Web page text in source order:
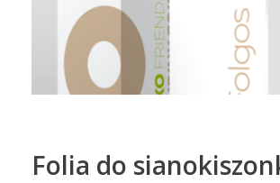
Dla gołębi
Strop
KONTAKT
Folia do